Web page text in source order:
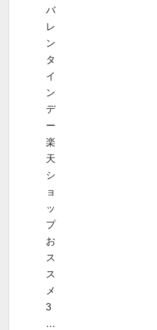
バ
レ
ン
タ
イ
ン
デ
ー
楽
天
シ
ョ
ッ
プ
お
ス
ス
メ
3
…